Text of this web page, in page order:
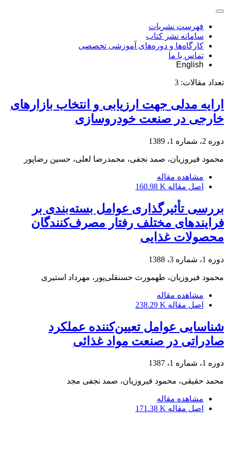
فهرست نشریات
سامانه نشر کتاب
کارگاه‌ها و دوره‌های آموزشی تخصصی
تماس با ما
English
تعداد مقالات: 3
ارایه مدلی جهت ارزیابی و انتخاب بازارهای
خارجی در صنعت خودروسازی
دوره 2، شماره 1، 1389
محمود فیروزیان، صمد نجفی، محمدرضا لعلی، حسین رضاپور
مشاهده مقاله
اصل مقاله 160.98 K
بررسی تأثیرگذاری عوامل بسته‌بندی بر
فرایندهای مختلف رفتار مصرف‌کنندگان
محصولات غذایی
دوره 1، شماره 3، 1388
محمود فیروزیان، طهمورث حسنقلی‌پور، مهرداد استیری
مشاهده مقاله
اصل مقاله 238.29 K
شناسایی عوامل تعیین‌کننده عملکرد
صادراتی در صنعت مواد غذائی
دوره 1، شماره 1، 1387
محمد حقیقی، محمود فیروزیان، صمد نجفی مجد
مشاهده مقاله
اصل مقاله 171.38 K